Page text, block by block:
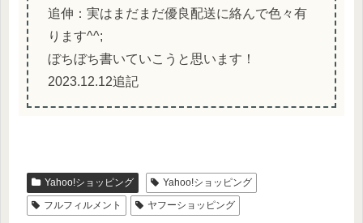
追伸：実はまだまだ優良配送に絡んで色々有
ります^^;
ぼちぼち書いていこうと思います！
2023.12.12追記
Yahoo!ショッピング
Yahoo!ショッピング
フルフィルメント
ヤフーショッピング